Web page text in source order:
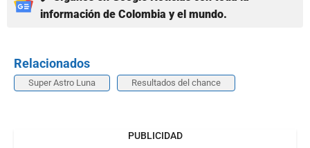
información de Colombia y el mundo.
Relacionados
Super Astro Luna Resultados del chance
PUBLICIDAD